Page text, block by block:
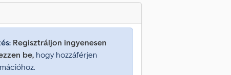
Regisztráljon ingyenesen
be, hogy hozzáférjen